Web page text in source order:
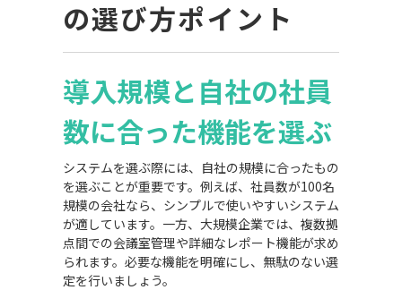
の選び方ポイント
導入規模と自社の社員
数に合った機能を選ぶ
システムを選ぶ際には、自社の規模に合ったもの
を選ぶことが重要です。例えば、社員数が100名
規模の会社なら、シンプルで使いやすいシステム
が適しています。一方、大規模企業では、複数拠
点間での会議室管理や詳細なレポート機能が求め
られます。必要な機能を明確にし、無駄のない選
定を行いましょう。